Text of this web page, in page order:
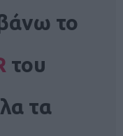
το
του
τα